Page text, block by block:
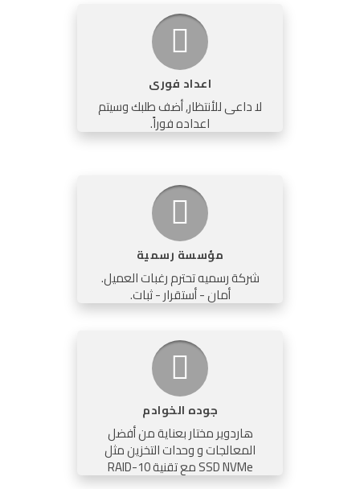
اعداد فورى
لا داعى للأنتظار, أضف طلبك وسيتم
اعداده فوراً.
مؤسسة رسمية
شركة رسميه تحترم رغبات العميل.
أمان - أستقرار - ثبات.
جوده الخوادم
هاردوير مختار بعناية من أفضل
المعالجات و وحدات التخزين مثل
SSD NVMe مع تقنية RAID-10